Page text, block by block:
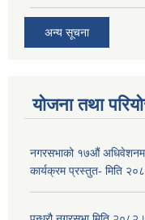
अन्य सूचना
योजना तथा
नगरसभाको १७औं
कार्यक्रम प्रस्तुत- मिति